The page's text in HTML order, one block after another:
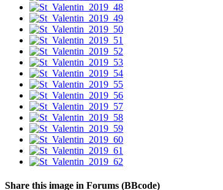
Share this image in Forums (BBcode)